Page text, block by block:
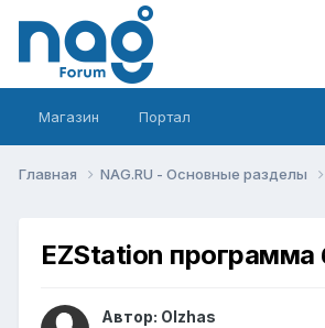
Магазин Портал
Главная NAG.RU - Основные разделы
EZStation
Автор: Olzhas